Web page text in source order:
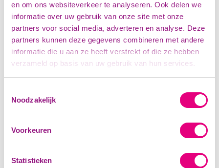
en om ons websiteverkeer te analyseren. Ook delen we
informatie over uw gebruik van onze site met onze
partners voor social media, adverteren en analyse. Deze
partners kunnen deze gegevens combineren met andere
informatie die u aan ze heeft verstrekt of die ze hebben
verzameld op basis van uw gebruik van hun services.
Noodzakelijk
Voorkeuren
Statistieken
Klikhiervoor een overzicht van de door ons
gecontracteerde leefstijlcoaches. Lees meer over CooL
of download de folderhier.
Wat is CooL?
individuele gesprekken en 16 groepsbijeenkomsten. Het
programma wordt georganiseerd en uitgevoerd door
De basis van CooL is persoonsgerichte zorg. Als
steunt en adviseert hierbij. Verschillende onderwerpen
rondom de thema’s voeding, beweging en gedrag komen